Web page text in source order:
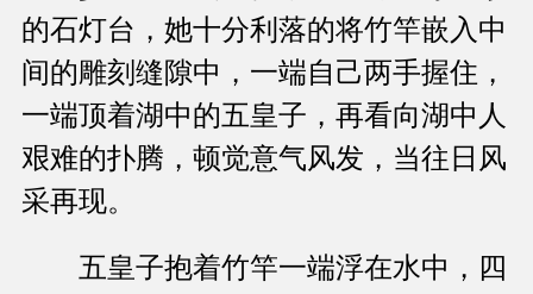
的石灯台，她十分利落的将竹竿嵌入中
间的雕刻缝隙中，一端自己两手握住，
一端顶着湖中的五皇子，再看向湖中人
艰难的扑腾，顿觉意气风发，当往日风
采再现。
五皇子抱着竹竿一端浮在水中，四